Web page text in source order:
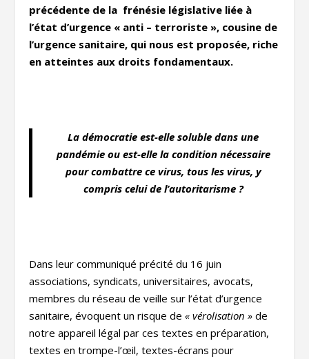
précédente de la frénésie législative liée à
l’état d’urgence « anti – terroriste », cousine de
l’urgence sanitaire, qui nous est proposée, riche
en atteintes aux droits fondamentaux.
La démocratie est-elle soluble dans une
pandémie ou est-elle la condition nécessaire
pour combattre ce virus, tous les virus, y
compris celui de l’autoritarisme ?
Dans leur communiqué précité du 16 juin
associations, syndicats, universitaires, avocats,
membres du réseau de veille sur l’état d’urgence
sanitaire, évoquent un risque de« vérolisation »de
notre appareil légal par ces textes en préparation,
textes en trompe-l’œil, textes-écrans pour